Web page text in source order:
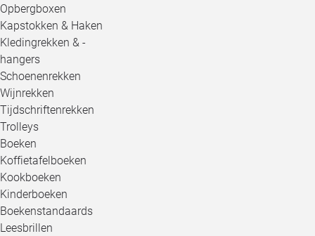
Opbergboxen
Kapstokken & Haken
Kledingrekken & -
hangers
Schoenenrekken
Wijnrekken
Tijdschriftenrekken
Trolleys
Boeken
Koffietafelboeken
Kookboeken
Kinderboeken
Boekenstandaards
Leesbrillen